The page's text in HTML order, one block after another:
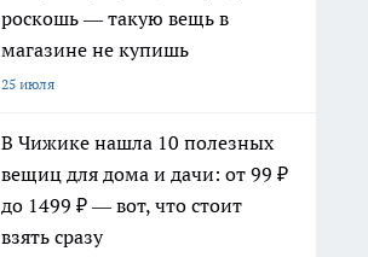
роскошь — такую вещь в
магазине не купишь
25 июля
В Чижике нашла 10 полезных
вещиц для дома и дачи: от 99 ₽
до 1499 ₽ — вот, что стоит
взять сразу